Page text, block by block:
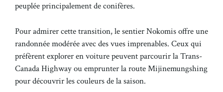
peuplée principalement de conifères.
Pour admirer cette transition, le sentier Nokomis offre une
randonnée modérée avec des vues imprenables. Ceux qui
préfèrent explorer en voiture peuvent parcourir la Trans-
Canada Highway ou emprunter la route Mijinemungshing
pour découvrir les couleurs de la saison.